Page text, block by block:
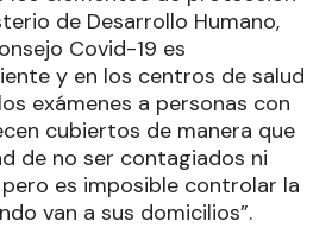
de Desarrollo Humano,
Covid-19 es
y en los centros de salud
exámenes a personas con
cubiertos de manera que
de no ser contagiados ni
es imposible controlar la
van a sus domicilios”.